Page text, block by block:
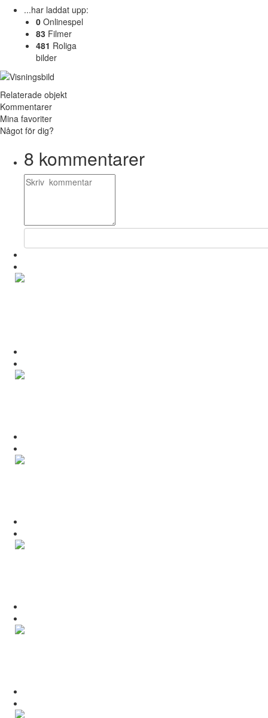
...har laddat upp:
0 Onlinespel
83 Filmer
481 Roliga
bilder
Relaterade objekt
Kommentarer
Mina favoriter
Något för dig?
8 kommentarer